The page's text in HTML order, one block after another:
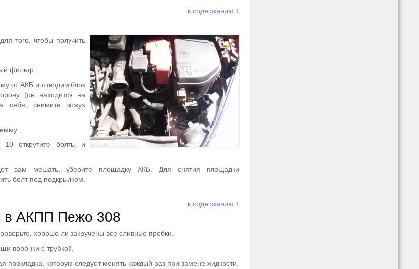
к содержанию ↑
того, чтобы получить
фильтр.
от АКБ и отводим блок
(он находится на
себя, снимите кожух
открутите болты и
вам мешать, уберите площадку АКБ. Для снятия площадки
болт под подкрылком.
к содержанию ↑
в АКПП Пежо 308
хорошо ли закручены все сливные пробки.
воронки с трубкой.
прокладка, которую следует менять каждый раз при замене жидкости.